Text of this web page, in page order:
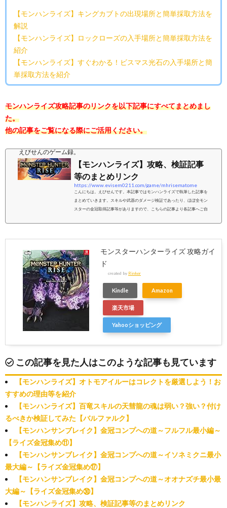
【モンハンライズ】キングカブトの出現場所と簡単採取方法を
解説
【モンハンライズ】ロックローズの入手場所と簡単採取方法を
紹介
【モンハンライズ】すぐわかる！ビスマス光石の入手場所と簡
単採取方法を紹介
モンハンライズ攻略記事のリンクを以下記事にすべてまとめまし
た。
他の記事をご覧になる際にご活用ください。
えびせんのゲーム録。
【モンハンライズ】攻略、検証記事
等のまとめリンク
https://www.evisem0211.com/game/mhrisematome
こんにちは。えびせんです。本記事ではモンハンライズで執筆した記事を
まとめていきます。スキルや武器のダメージ検証であったり、ほぼ全モン
スターの金冠取得記事等がありますので、こちらの記事より各記事へご自
キル効果等こちらではダメージ検...
モンスターハンターライズ 攻略ガイ
ド
created by Rinker
Kindle Amazon
楽天市場
Yahooショッピング
この記事を見た人はこのような記事も見ています
【モンハンライズ】オトモアイルーはコレクトを厳選しよう！お
すすめの理由等を紹介
【モンハンライズ】百竜スキルの天彗龍の魂は弱い？強い？付け
るべきか検証してみた【バルファルク】
【モンハンサンブレイク】金冠コンプへの道～フルフル最小編～
【ライズ金冠集め⑪】
【モンハンサンブレイク】金冠コンプへの道～イソネミクニ最小
最大編～【ライズ金冠集め⑰】
【モンハンサンブレイク】金冠コンプへの道～オオナズチ最小最
大編～【ライズ金冠集め㉚】
【モンハンライズ】攻略、検証記事等のまとめリンク